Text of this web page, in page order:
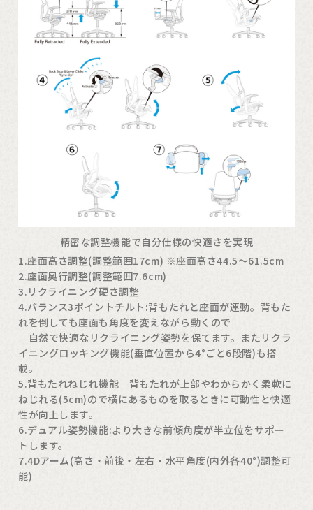
精密な調整機能で自分仕様の快適さを実現
1.座面高さ調整(調整範囲17cm) ※座面高さ44.5〜61.5cm
2.座面奥行調整(調整範囲7.6cm)
3.リクライニング硬さ調整
4.バランス3ポイントチルト:背もたれと座面が連動。背もた
れを倒しても座面も角度を変えながら動くので
自然で快適なリクライニング姿勢を保てます。またリクラ
イニングロッキング機能(垂直位置から4°ごと6段階)も搭
載。
5.背もたれねじれ機能 背もたれが上部やわからかく柔軟に
ねじれる(5cm)ので横にあるものを取るときに可動性と快適
性が向上します。
6.デュアル姿勢機能:より大きな前傾角度が半立位をサポー
トします。
7.4Dアーム(高さ・前後・左右・水平角度(内外各40°)調整可
能)